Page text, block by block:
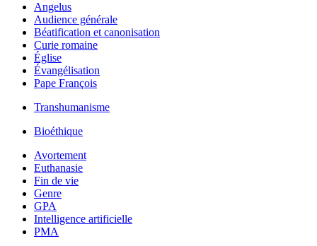
Angelus
Audience générale
Béatification et canonisation
Curie romaine
Église
Évangélisation
Pape François
Transhumanisme
Bioéthique
Avortement
Euthanasie
Fin de vie
Genre
GPA
Intelligence artificielle
PMA